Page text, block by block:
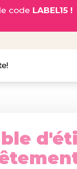
code LABEL15 !